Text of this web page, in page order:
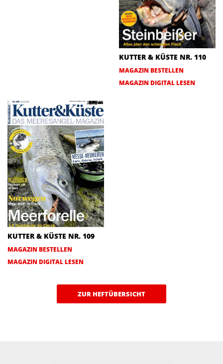
KUTTER & KÜSTE NR. 110
MAGAZIN BESTELLEN
MAGAZIN DIGITAL LESEN
KUTTER & KÜSTE NR. 109
MAGAZIN BESTELLEN
MAGAZIN DIGITAL LESEN
ZUR HEFTÜBERSICHT